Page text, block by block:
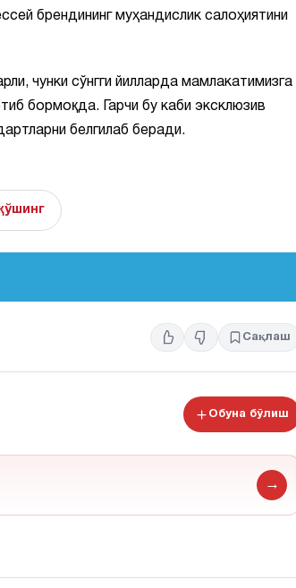
брендининг муҳандислик салоҳиятини
чунки сўнгги йилларда мамлакатимизга
бормоқда. Гарчи бу каби эксклюзив
белгилаб беради.
Сақлаш
Обуна бўлиш
→